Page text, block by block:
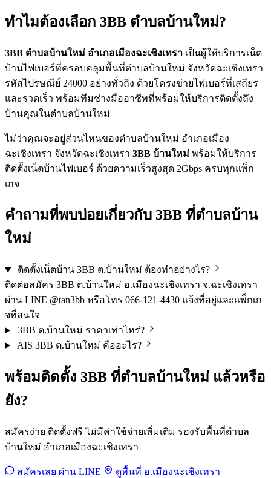
ทำไมต้องเลือก 3BB ตำบลบ้านใหม่?
3BB ตำบลบ้านใหม่ อำเภอเมืองฉะเชิงเทรา เป็นผู้ให้บริการเน็ต
บ้านไฟเบอร์ที่ครอบคลุมพื้นที่ตำบลบ้านใหม่ จังหวัดฉะเชิงเทรา
รหัสไปรษณีย์ 24000 อย่างทั่วถึง ด้วยโครงข่ายไฟเบอร์ที่เสถียร
และรวดเร็ว พร้อมทีมช่างมืออาชีพที่พร้อมให้บริการติดตั้งถึง
บ้านคุณในตำบลบ้านใหม่
ไม่ว่าคุณจะอยู่ส่วนไหนของตำบลบ้านใหม่ อำเภอเมือง
ฉะเชิงเทรา จังหวัดฉะเชิงเทรา 3BB บ้านใหม่ พร้อมให้บริการ
ติดตั้งเน็ตบ้านไฟเบอร์ ด้วยความเร็วสูงสุด 2Gbps ครบทุกแพ็ก
เกจ
คำถามที่พบบ่อยเกี่ยวกับ 3BB ที่ตำบลบ้าน
ใหม่
ติดตั้งเน็ตบ้าน 3BB ต.บ้านใหม่ ต้องทำอย่างไร?
ติดต่อสมัคร 3BB ต.บ้านใหม่ อ.เมืองฉะเชิงเทรา จ.ฉะเชิงเทรา
ผ่าน LINE @tan3bb หรือโทร 066-121-4430 แจ้งที่อยู่และแพ็กเก
จที่สนใจ
3BB ต.บ้านใหม่ ราคาเท่าไหร่?
AIS 3BB ต.บ้านใหม่ คืออะไร?
พร้อมติดตั้ง 3BB ที่ตำบลบ้านใหม่ แล้วหรือ
ยัง?
สมัครง่าย ติดตั้งฟรี ไม่มีค่าใช้จ่ายเพิ่มเติม รองรับพื้นที่ตำบล
บ้านใหม่ อำเภอเมืองฉะเชิงเทรา
สมัครเลย ผ่าน LINE ดูพื้นที่ อ.เมืองฉะเชิงเทรา